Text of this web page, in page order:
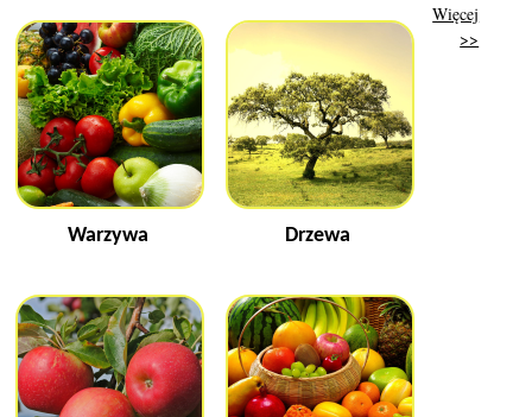
Warzywa Drzewa
Więcej
>>